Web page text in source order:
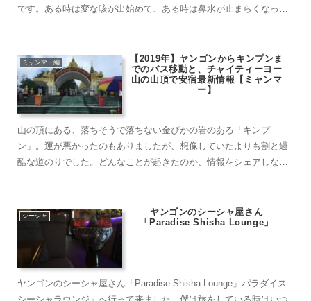
です。ある時は変な咳が出始めて、ある時は鼻水が止まらくなっ
ミャンマー編
【2019年】ヤンゴンからキンプンま
でのバス移動と、チャイティーヨー
山の山頂で安宿最新情報【ミャンマ
ー】
山の頂にある、落ちそうで落ちない金ぴかの岩のある「キンプ
ン」。運が悪かったのもありましたが、想像していたよりも割と過
酷な道のりでした。どんなことが起きたのか、情報をシェアしなが
シーシャ
ヤンゴンのシーシャ屋さん
「Paradise Shisha Lounge」
ヤンゴンのシーシャ屋さん「Paradise Shisha Lounge」パラダイス